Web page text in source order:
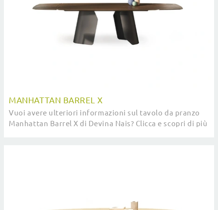
MANHATTAN BARREL X
Vuoi avere ulteriori informazioni sul tavolo da pranzo
Manhattan Barrel X di Devina Nais? Clicca e scopri di più